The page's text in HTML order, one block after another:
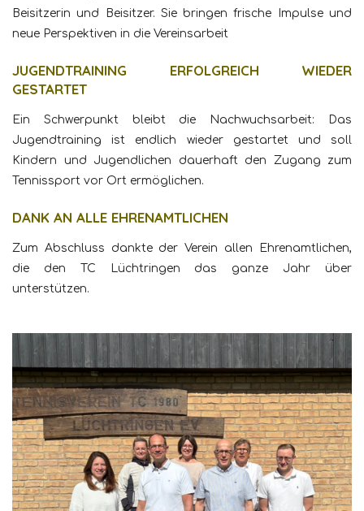
Beisitzerin und Beisitzer. Sie bringen frische Impulse und
neue Perspektiven in die Vereinsarbeit
JUGENDTRAINING ERFOLGREICH WIEDER
GESTARTET
Ein Schwerpunkt bleibt die Nachwuchsarbeit: Das
Jugendtraining ist endlich wieder gestartet und soll
Kindern und Jugendlichen dauerhaft den Zugang zum
Tennissport vor Ort ermöglichen.
DANK AN ALLE EHRENAMTLICHEN
Zum Abschluss dankte der Verein allen Ehrenamtlichen,
die den TC Lüchtringen das ganze Jahr über
unterstützen.